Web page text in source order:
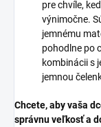
pre chvíle,
výnimočne.
jemnému
pohodlne po
kombinácii s
jemnou
Chcete, aby vaša
správnu veľkosť a